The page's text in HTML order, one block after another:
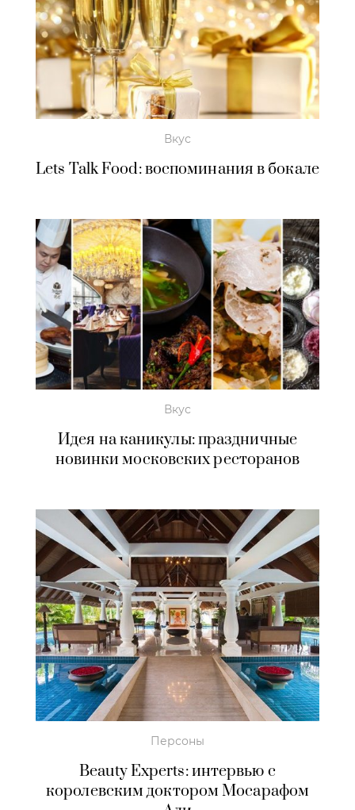
Вкус
Lets Talk Food: воспоминания в бокале
Вкус
Идея на каникулы: праздничные
новинки московских ресторанов
Персоны
Beauty Experts: интервью с
королевским доктором Мосарафом